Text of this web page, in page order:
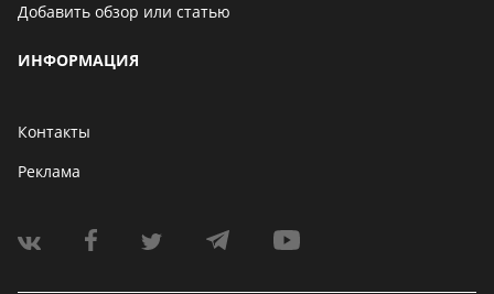
Добавить обзор или статью
ИНФОРМАЦИЯ
Контакты
Реклама